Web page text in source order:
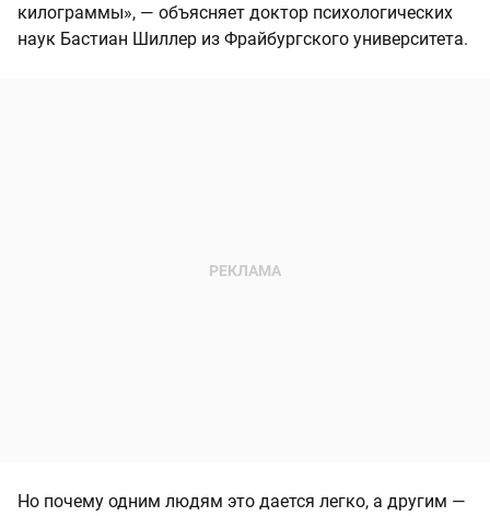
килограммы», — объясняет доктор психологических
наук Бастиан Шиллер из Фрайбургского университета.
Но почему одним людям это дается легко, а другим —